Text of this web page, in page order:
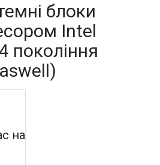
блоки
Intel
покоління
на